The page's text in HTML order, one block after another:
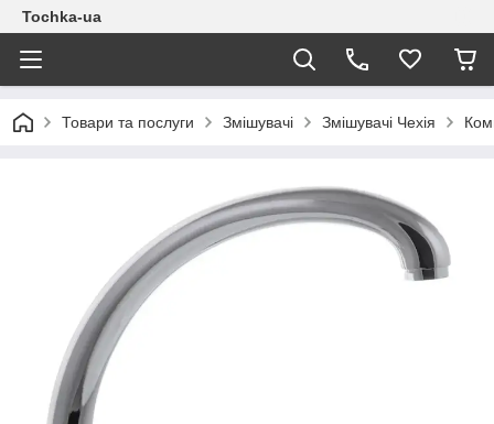
Tochka-ua
Товари та послуги Змішувачі Змішувачі Чехія